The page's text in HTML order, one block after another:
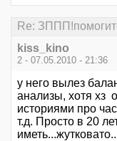
Re:
kiss_kino
2 - 07.05.2010 - 21:36
у него вылез
анализы, хотя хз
историями про
т.д. Просто в 20